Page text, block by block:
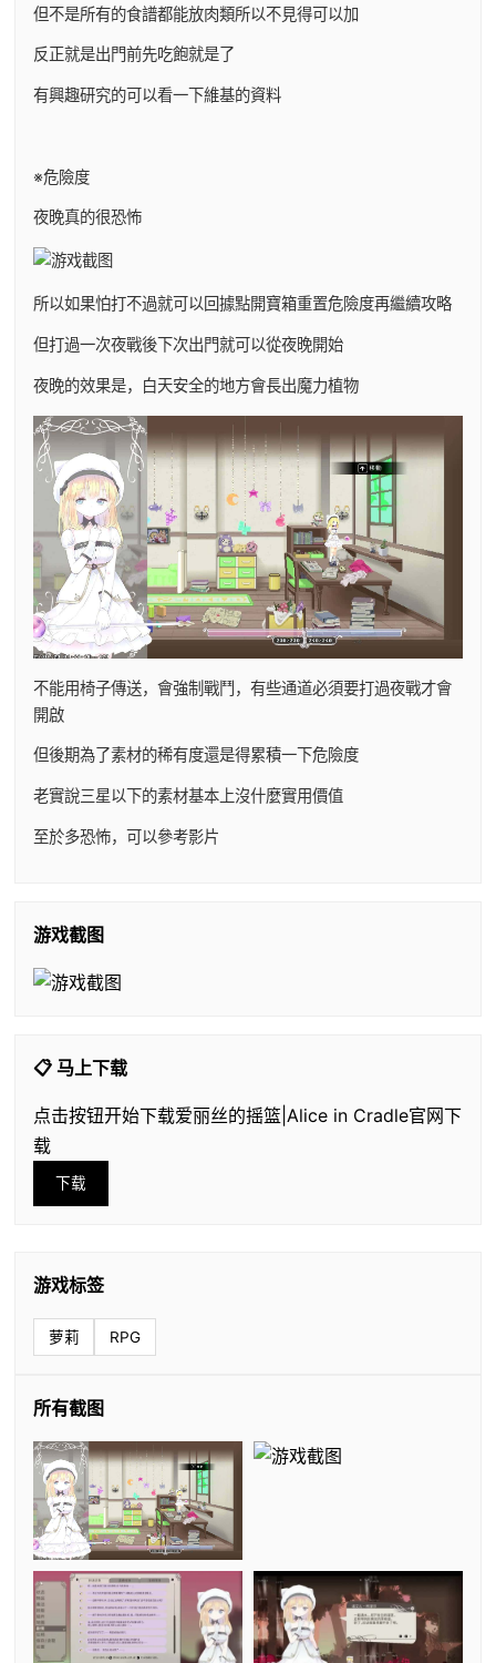
但不是所有的食譜都能放肉類所以不見得可以加
反正就是出門前先吃飽就是了
有興趣研究的可以看一下維基的資料
※危險度
夜晚真的很恐怖
所以如果怕打不過就可以回據點開寶箱重置危險度再繼續攻略
但打過一次夜戰後下次出門就可以從夜晚開始
夜晚的效果是，白天安全的地方會長出魔力植物
不能用椅子傳送，會強制戰鬥，有些通道必須要打過夜戰才會
開啟
但後期為了素材的稀有度還是得累積一下危險度
老實說三星以下的素材基本上沒什麼實用價值
至於多恐怖，可以參考影片
游戏截图
📋 马上下载
点击按钮开始下载爱丽丝的摇篮|Alice in Cradle官网下
载
下载
游戏标签
萝莉 RPG
所有截图